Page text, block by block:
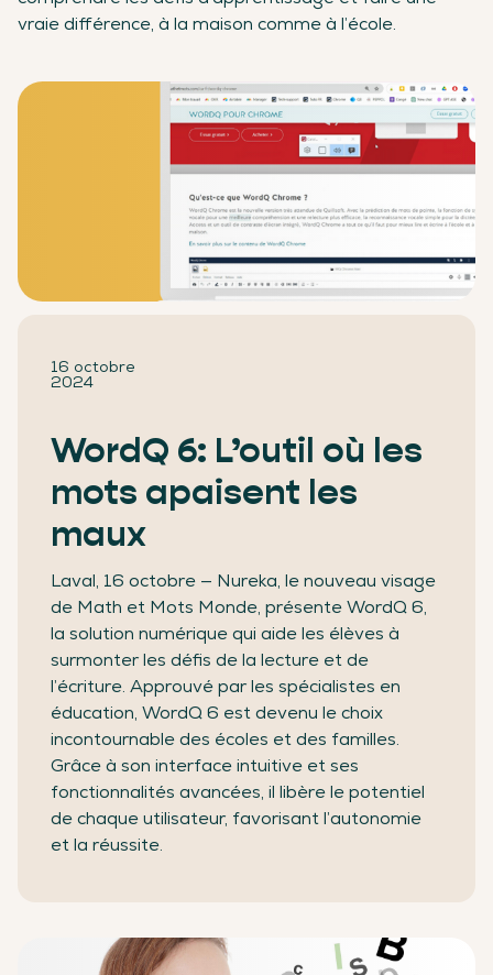
vraie différence, à la maison comme à l’école.
16 octobre
2024
WordQ 6: L’outil où les
mots apaisent les
maux
Laval, 16 octobre — Nureka, le nouveau visage
de Math et Mots Monde, présente WordQ 6,
la solution numérique qui aide les élèves à
surmonter les défis de la lecture et de
l’écriture. Approuvé par les spécialistes en
éducation, WordQ 6 est devenu le choix
incontournable des écoles et des familles.
Grâce à son interface intuitive et ses
fonctionnalités avancées, il libère le potentiel
de chaque utilisateur, favorisant l’autonomie
et la réussite.